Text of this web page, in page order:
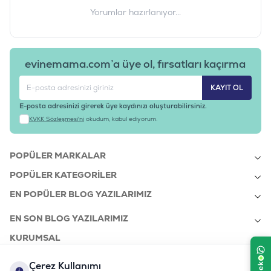
Yorumlar hazırlanıyor...
evinemama.com’a üye ol, fırsatları kaçırma
KAYIT OL
E-posta adresinizi girerek üye kaydınızı oluşturabilirsiniz.
KVKK Sözleşmesi'ni okudum, kabul ediyorum.
POPÜLER MARKALAR
POPÜLER KATEGORILER
EN POPÜLER BLOG YAZILARIMIZ
EN SON BLOG YAZILARIMIZ
KURUMSAL
Çerez Kullanımı